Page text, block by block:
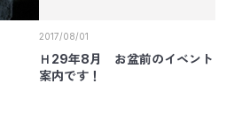
2017/08/01
Ｈ29年8月 お盆前のイベント
案内です！